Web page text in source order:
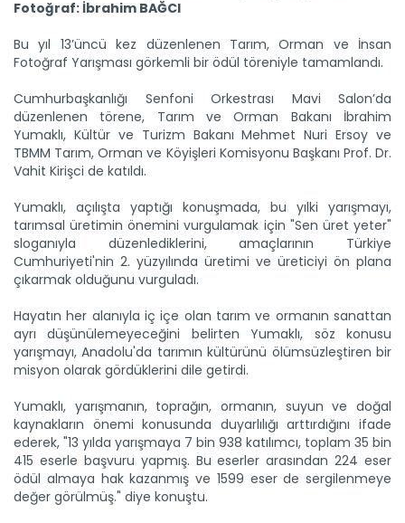
Fotoğraf: İbrahim BAĞCI
Bu yıl 13’üncü kez düzenlenen Tarım, Orman ve İnsan
Fotoğraf Yarışması görkemli bir ödül töreniyle tamamlandı.
Cumhurbaşkanlığı Senfoni Orkestrası Mavi Salon’da
düzenlenen törene, Tarım ve Orman Bakanı İbrahim
Yumaklı, Kültür ve Turizm Bakanı Mehmet Nuri Ersoy ve
TBMM Tarım, Orman ve Köyişleri Komisyonu Başkanı Prof. Dr.
Vahit Kirişci de katıldı.
Yumaklı, açılışta yaptığı konuşmada, bu yılki yarışmayı,
tarımsal üretimin önemini vurgulamak için "Sen üret yeter"
sloganıyla düzenlediklerini, amaçlarının Türkiye
Cumhuriyeti'nin 2. yüzyılında üretimi ve üreticiyi ön plana
çıkarmak olduğunu vurguladı.
Hayatın her alanıyla iç içe olan tarım ve ormanın sanattan
ayrı düşünülemeyeceğini belirten Yumaklı, söz konusu
yarışmayı, Anadolu'da tarımın kültürünü ölümsüzleştiren bir
misyon olarak gördüklerini dile getirdi.
Yumaklı, yarışmanın, toprağın, ormanın, suyun ve doğal
kaynakların önemi konusunda duyarlılığı arttırdığını ifade
ederek, "13 yılda yarışmaya 7 bin 938 katılımcı, toplam 35 bin
415 eserle başvuru yapmış. Bu eserler arasından 224 eser
ödül almaya hak kazanmış ve 1599 eser de sergilenmeye
değer görülmüş." diye konuştu.